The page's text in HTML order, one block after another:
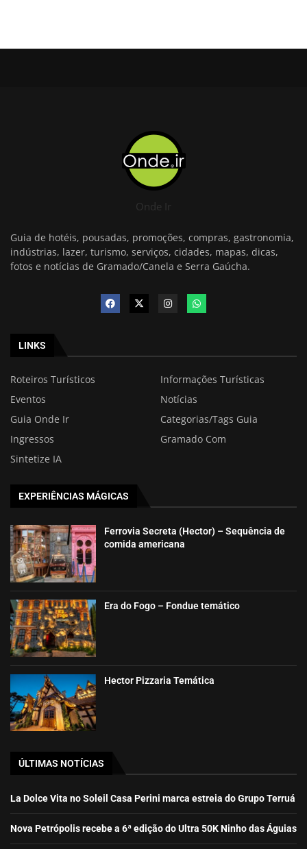
Onde Ir
Guia de hotéis, pousadas, promoções, compras, gastronomia,
indústrias, lazer, turismo, serviços, cidades, mapas, dicas,
fotos e notícias de Gramado/Canela e Serra Gaúcha.
LINKS
Roteiros Turísticos
Informações Turísticas
Eventos
Notícias
Guia Onde Ir
Categorias/Tags Guia
Ingressos
Gramado Com
Sintetize IA
EXPERIÊNCIAS MÁGICAS
Ferrovia Secreta (Hector) – Sequência de
comida americana
Era do Fogo – Fondue temático
Hector Pizzaria Temática
ÚLTIMAS NOTÍCIAS
La Dolce Vita no Soleil Casa Perini marca estreia do Grupo Terruá
Nova Petrópolis recebe a 6ª edição do Ultra 50K Ninho das Águias